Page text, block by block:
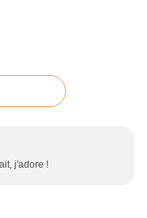
j'adore !